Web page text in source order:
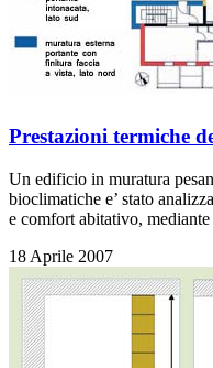
Prestazioni termiche
Un edificio in muratura
bioclimatiche e’ stato
e comfort abitativo,
18 Aprile 2007